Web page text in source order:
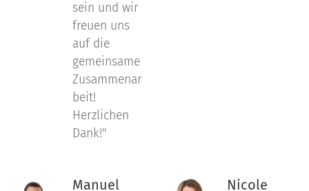
sein und wir
freuen uns
auf die
gemeinsame
Zusammenar
beit!
Herzlichen
Dank!"
Manuel Nicole